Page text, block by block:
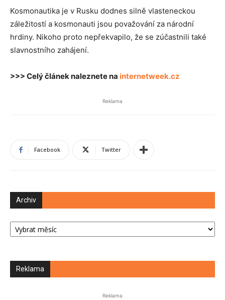
Kosmonautika je v Rusku dodnes silně vlasteneckou
záležitostí a kosmonauti jsou považování za národní
hrdiny. Nikoho proto nepřekvapilo, že se zúčastnili také
slavnostního zahájení.
>>> Celý článek naleznete na internetweek.cz
Reklama
Facebook Twitter
Archiv
Archiv
Reklama
Reklama